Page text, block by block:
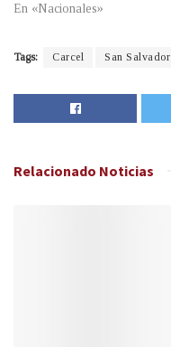
En «Nacionales»
Tags: Carcel San Salvador
Relacionado Noticias